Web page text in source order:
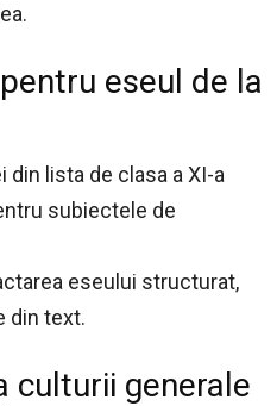
eseul de la
din lista de clasa a XI-a
subiectele de
eseului structurat,
din text.
culturii generale